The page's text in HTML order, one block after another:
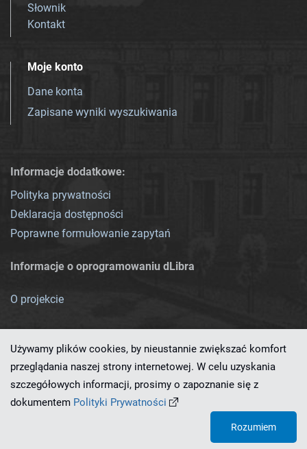
Słownik
Kontakt
Moje konto
Dane konta
Zapisane wyniki wyszukiwania
Informacje dodatkowe:
Polityka prywatności
Deklaracja dostępności
Poprawne formułowanie zapytań
Informacje o oprogramowaniu dLibra
O projekcie
Ten serwis działa dzięki oprogramowaniu
Używamy plików cookies, by nieustannie zwiększać komfort
przeglądania naszej strony internetowej. W celu uzyskania
szczegółowych informacji, prosimy o zapoznanie się z
dokumentem Polityki Prywatności
Rozumiem